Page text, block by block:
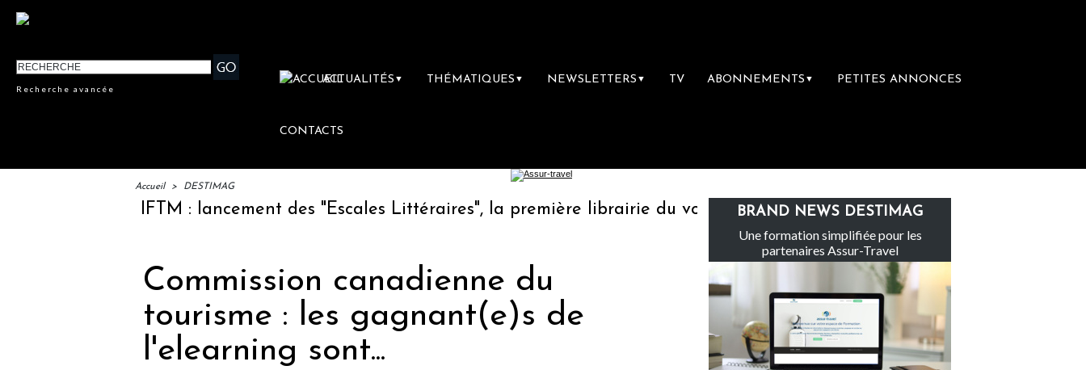
Recherche avancée
ACTUALITÉS ▼ THÉMATIQUES ▼ NEWSLETTERS ▼ TV ABONNEMENTS ▼ PETITES ANNONCES
CONTACTS
Accueil > DESTIMAG
IFTM : lancement des "Escales Littéraires", la première librairie du voyage Le groupe Sainte-Claire rachète Eden
Commission canadienne du
tourisme : les gagnant(e)s de
l'elearning sont...
BRAND NEWS DESTIMAG
Une formation simplifiée pour les
partenaires Assur-Travel